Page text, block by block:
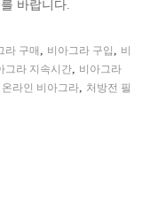
바랍니다.
라 구매 비아그라 구입
비
그라 지속시간,
비아그라
온라인 비아그라,
처방전 필